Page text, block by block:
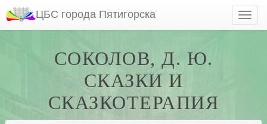
ЦБС города Пятигорска
СОКОЛОВ, Д. Ю.
СКАЗКИ И
СКАЗКОТЕРАПИЯ